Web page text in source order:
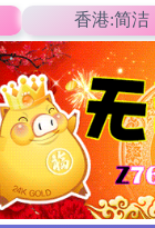
香港:简洁